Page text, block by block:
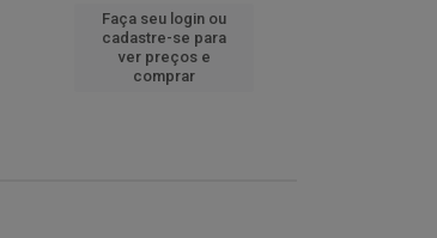
Faça seu login ou
cadastre-se para
ver preços e
comprar